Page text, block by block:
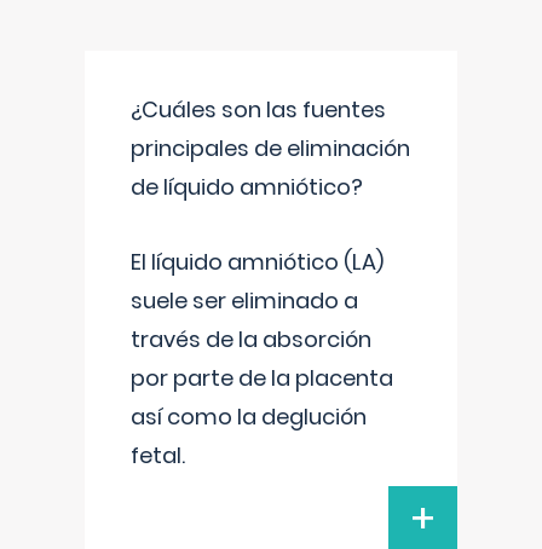
¿Cuáles son las fuentes
principales de eliminación
de líquido amniótico?
El líquido amniótico (LA)
suele ser eliminado a
través de la absorción
por parte de la placenta
así como la deglución
fetal.
+